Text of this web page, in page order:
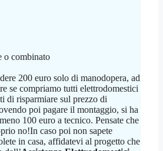
o combinato
200 euro solo di manodopera, ad
se compriamo tutti elettrodomestici
di risparmiare sul prezzo di
poi pagare il montaggio, si ha
100 euro a tecnico. Pensate che
no!In caso poi non sapete
in casa, affidatevi al progetto che